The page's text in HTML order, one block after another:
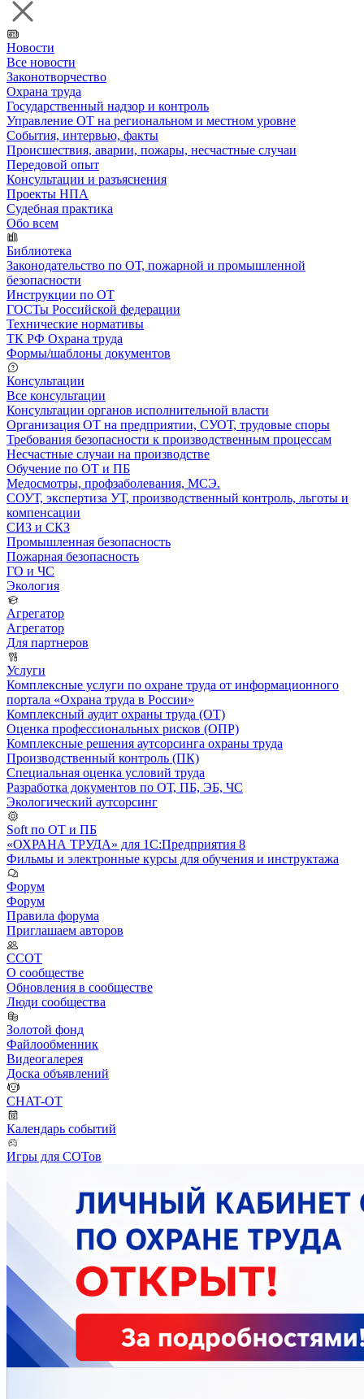
Новости
Все новости
Законотворчество
Охрана труда
Государственный надзор и контроль
Управление ОТ на региональном и местном уровне
События, интервью, факты
Происшествия, аварии, пожары, несчастные случаи
Передовой опыт
Консультации и разъяснения
Проекты НПА
Судебная практика
Обо всем
Библиотека
Законодательство по ОТ, пожарной и промышленной
безопасности
Инструкции по ОТ
ГОСТы Российской федерации
Технические нормативы
ТК РФ Охрана труда
Формы/шаблоны документов
Консультации
Все консультации
Консультации органов исполнительной власти
Организация ОТ на предприятии, СУОТ, трудовые споры
Требования безопасности к производственным процессам
Несчастные случаи на производстве
Обучение по ОТ и ПБ
Медосмотры, профзаболевания, МСЭ.
СОУТ, экспертиза УТ, производственный контроль, льготы и
компенсации
СИЗ и СКЗ
Промышленная безопасность
Пожарная безопасность
ГО и ЧС
Экология
Агрегатор
Агрегатор
Для партнеров
Услуги
Комплексные услуги по охране труда от информационного
портала «Охрана труда в России»
Комплексный аудит охраны труда (ОТ)
Оценка профессиональных рисков (ОПР)
Комплексные решения аутсорсинга охраны труда
Производственный контроль (ПК)
Специальная оценка условий труда
Разработка документов по ОТ, ПБ, ЭБ, ЧС
Экологический аутсорсинг
Soft по ОТ и ПБ
«ОХРАНА ТРУДА» для 1С:Предприятия 8
Фильмы и электронные курсы для обучения и инструктажа
Форум
Форум
Правила форума
Приглашаем авторов
ССОТ
О сообществе
Обновления в сообществе
Люди сообщества
Золотой фонд
Файлообменник
Видеогалерея
Доска объявлений
CHAT-OT
Календарь событий
Игры для СОТов